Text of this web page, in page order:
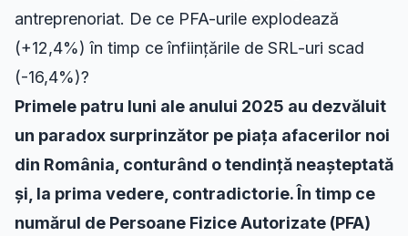
antreprenoriat. De ce PFA-urile explodează
(+12,4%) în timp ce înființările de SRL-uri scad
(-16,4%)?
Primele patru luni ale anului 2025 au dezvăluit
un paradox surprinzător pe piața afacerilor noi
din România, conturând o tendință neașteptată
și, la prima vedere, contradictorie. În timp ce
numărul de Persoane Fizice Autorizate (PFA)